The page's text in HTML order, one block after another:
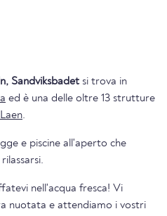
Sandviksbadet si trova in
ed è una delle oltre 13 strutture
.
e piscine all'aperto che
nell'acqua fresca! Vi
nuotata e attendiamo i vostri